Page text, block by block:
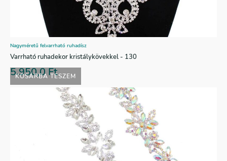
KOSÁRBA TESZEM
Nagyméretű felvarrható ruhadísz
Varrható ruhadekor kristálykövekkel - 130
5.950,0Ft